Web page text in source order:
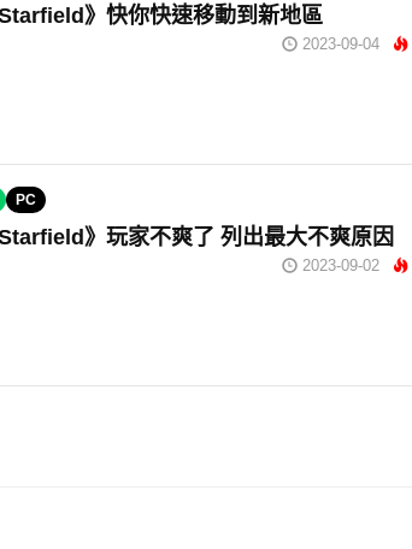
Starfield》快你快速移動到新地區
2023-09-04
PC
Starfield》玩家不爽了 列出最大不爽原因
2023-09-02